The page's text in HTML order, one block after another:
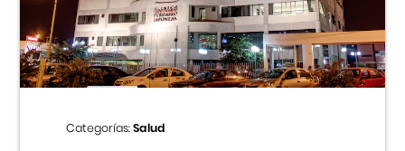
Centro Cultural Peruano Japonés
Cursos
Museo de la Inmigración Japonesa
Categorías:Salud